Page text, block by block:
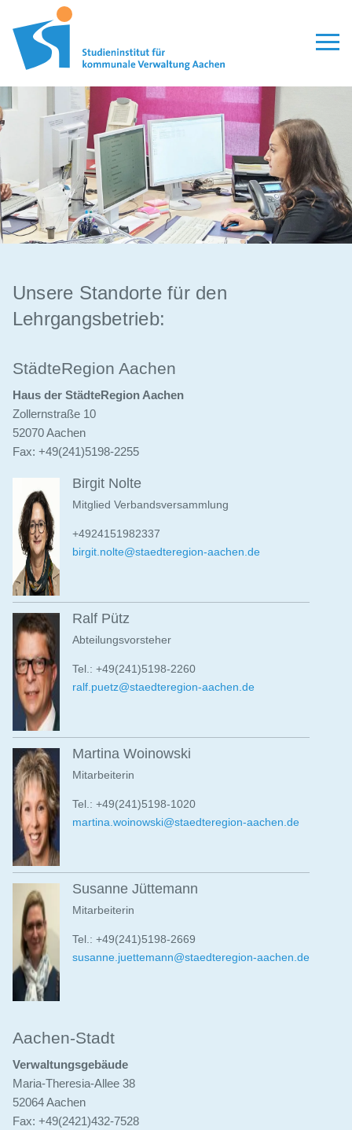
Seminare
Modulare Qualifizierung
Lehrgänge
Personalauswahl
Organisation
Newsletter
Unsere Standorte für den
Lehrgangsbetrieb:
StädteRegion Aachen
Haus der StädteRegion Aachen
Zollernstraße 10
52070 Aachen
Fax: +49(241)5198-2255
Birgit Nolte
Mitglied Verbandsversammlung
+4924151982337
birgit.nolte@staedteregion-aachen.de
Ralf Pütz
Abteilungsvorsteher
Tel.: +49(241)5198-2260
ralf.puetz@staedteregion-aachen.de
Martina Woinowski
Mitarbeiterin
Tel.: +49(241)5198-1020
martina.woinowski@staedteregion-aachen.de
Susanne Jüttemann
Mitarbeiterin
Tel.: +49(241)5198-2669
susanne.juettemann@staedteregion-aachen.de
Aachen-Stadt
Verwaltungsgebäude
Maria-Theresia-Allee 38
52064 Aachen
Fax: +49(2421)432-7528